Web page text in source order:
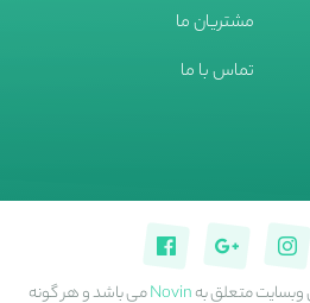
مشتریان ما
تماس با ما
متعلق بهNovinمی باشد و هر گونه